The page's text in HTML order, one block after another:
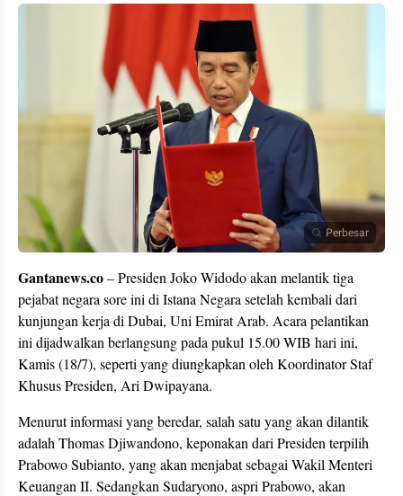
Perbesar
Gantanews.co– Presiden Joko Widodo akan melantik tiga
pejabat negara sore ini di Istana Negara setelah kembali dari
kunjungan kerja di Dubai, Uni Emirat Arab. Acara pelantikan
ini dijadwalkan berlangsung pada pukul 15.00 WIB hari ini,
Kamis (18/7), seperti yang diungkapkan oleh Koordinator Staf
Khusus Presiden, Ari Dwipayana.
Menurut informasi yang beredar, salah satu yang akan dilantik
adalah Thomas Djiwandono, keponakan dari Presiden terpilih
Prabowo Subianto, yang akan menjabat sebagai Wakil Menteri
Keuangan II. Sedangkan Sudaryono, aspri Prabowo, akan